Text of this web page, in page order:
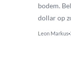
bodem.
dollar op
Leon Markus